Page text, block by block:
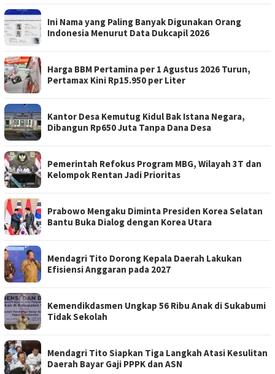
Ini Nama yang Paling Banyak Digunakan Orang
Indonesia Menurut Data Dukcapil 2026
Harga BBM Pertamina per 1 Agustus 2026 Turun,
Pertamax Kini Rp15.950 per Liter
Kantor Desa Kemutug Kidul Bak Istana Negara,
Dibangun Rp650 Juta Tanpa Dana Desa
Pemerintah Refokus Program MBG, Wilayah 3T dan
Kelompok Rentan Jadi Prioritas
Prabowo Mengaku Diminta Presiden Korea Selatan
Bantu Buka Dialog dengan Korea Utara
Mendagri Tito Dorong Kepala Daerah Lakukan
Efisiensi Anggaran pada 2027
Kemendikdasmen Ungkap 56 Ribu Anak di Sukabumi
Tidak Sekolah
Mendagri Tito Siapkan Tiga Langkah Atasi Kesulitan
Daerah Bayar Gaji PPPK dan ASN